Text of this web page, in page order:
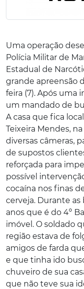
Uma operação
Polícia Militar de
Estadual de
grande apreensão
feira (7). Após uma
um mandado de
A casa que fica
Teixeira Mendes,
diversas câmeras,
de supostos
reforçada para
possível
cocaína nos finas
cerveja. Durante
anos que é do 4º
imóvel. O soldado
região estava de
amigos de farda
e que tinha ido
chuveiro de sua
que não teve sua